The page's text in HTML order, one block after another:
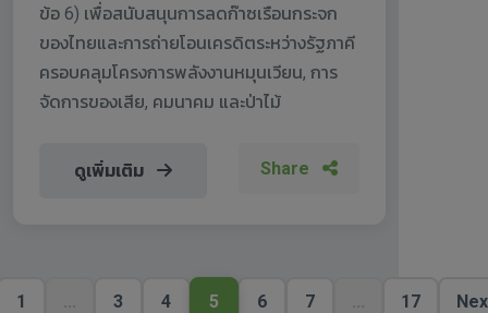
ข้อ 6) เพื่อสนับสนุนการลดก๊าซเรือนกระจก
ของไทยและการถ่ายโอนเครดิตระหว่างรัฐภาคี
ครอบคลุมโครงการพลังงานหมุนเวียน, การ
จัดการของเสีย, คมนาคม และป่าไม้
ดูเพิ่มเติม Share
1 ... 3 4 5 6 7 ... 17